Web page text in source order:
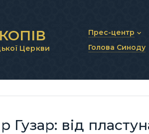
Церкви
Прес-центр
Новини та анонси
Голова Синоду
від